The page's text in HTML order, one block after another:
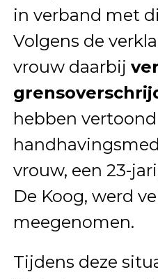
in verband met
Volgens de
vrouw daarbij
hebben
vrouw, een 23-
De Koog, werd
meegenomen.
Tijdens deze